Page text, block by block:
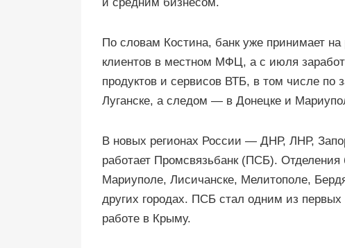
По словам Костина, банк уже принимает
клиентов в местном МФЦ, а с июля
продуктов и сервисов ВТБ, в том числе по
Луганске, а следом — в Донецке и
В новых регионах России — ДНР, ЛНР,
работает Промсвязьбанк (ПСБ). Отделения
Мариуполе, Лисичанске, Мелитополе,
других городах. ПСБ стал одним из
работе в Крыму.